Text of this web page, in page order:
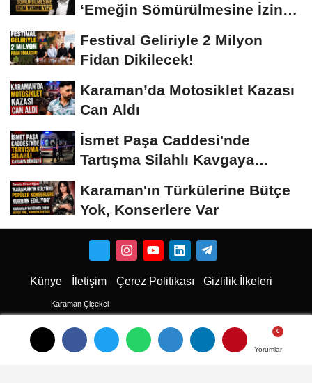
Yorumlar
Yorumlar
‘Emeğin Sömürülmesine İzin
Festival Geliriyle 2 Milyon
Fidan Dikilecek!
Karaman’da Motosiklet Kazası
Can Aldı
İsmet Paşa Caddesi'nde
Tartışma Silahlı Kavgaya
Karaman'ın Türkülerine Bütçe
Yok, Konserlere Var
Künye İletişim Çerez Politikası Gizlilik İlkeleri
Karaman Çiçekci
Karaman
Karaman Haber